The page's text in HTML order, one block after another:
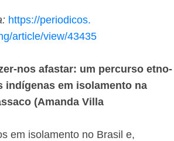
https://periodicos.
article/view/43435
nos afastar: um percurso etno-
indígenas em isolamento na
(Amanda Villa
em isolamento no Brasil e,